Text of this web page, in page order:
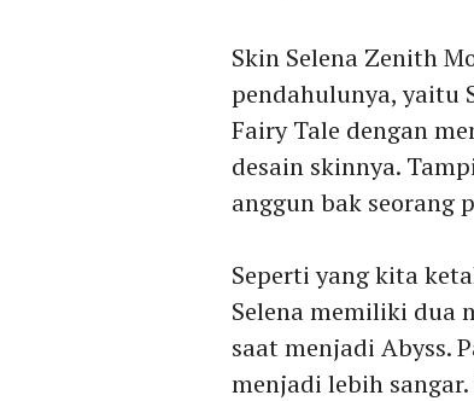
Skin Selena Zenith
pendahulunya, yaitu
Fairy Tale dengan
desain skinnya.
anggun bak seorang
Seperti yang kita
Selena memiliki dua
saat menjadi Abyss.
menjadi lebih